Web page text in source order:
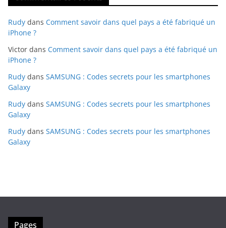
Rudy dans Comment savoir dans quel pays a été fabriqué un
iPhone ?
Victor dans Comment savoir dans quel pays a été fabriqué un
iPhone ?
Rudy dans SAMSUNG : Codes secrets pour les smartphones
Galaxy
Rudy dans SAMSUNG : Codes secrets pour les smartphones
Galaxy
Rudy dans SAMSUNG : Codes secrets pour les smartphones
Galaxy
Pages